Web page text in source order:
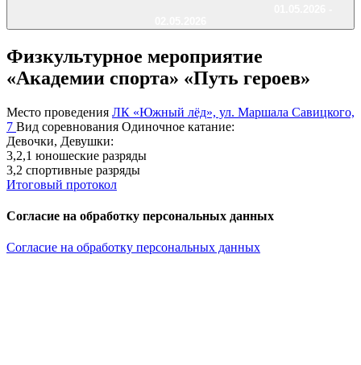
Физкультурное мероприятие
«Академии спорта» «Путь героев»
Место проведения ЛК «Южный лёд», ул. Маршала Савицкого,
7 Вид соревнования Одиночное катание:
Девочки, Девушки:
3,2,1 юношеские разряды
3,2 спортивные разряды
Итоговый протокол
Согласие на обработку персональных данных
Согласие на обработку персональных данных